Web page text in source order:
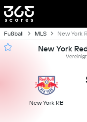
Fußball MLS New York
New York
New York RB